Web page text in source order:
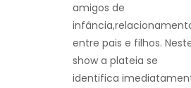
amigos de
entre pais e filhos.
show a plateia se
identifica